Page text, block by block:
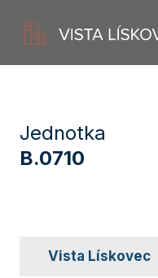
Jednotka
B.0710
Vista Lískovec